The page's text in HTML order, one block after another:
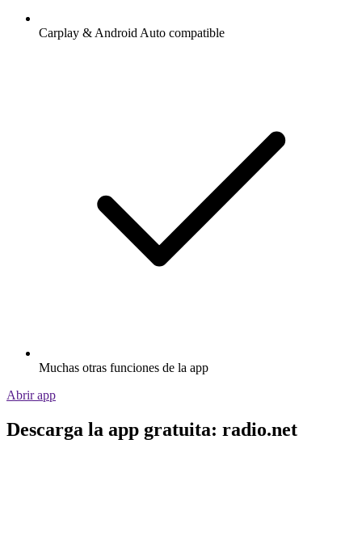
Carplay & Android Auto compatible
Muchas otras funciones de la app
Abrir app
Descarga la app gratuita: radio.net